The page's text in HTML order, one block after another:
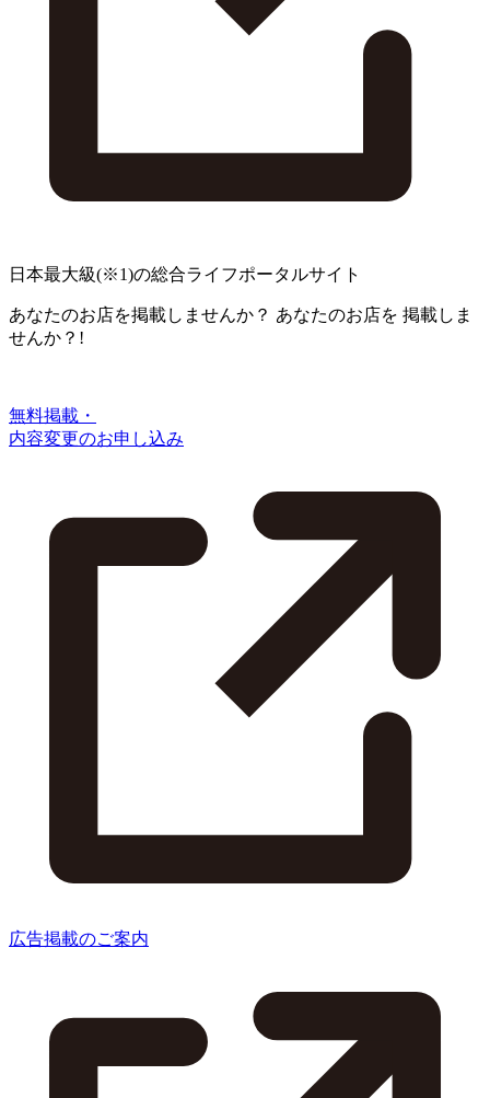
日本最大級(※1)の総合ライフポータルサイト
あなたのお店を掲載しませんか？ あなたのお店を 掲載しま
せんか？!
無料掲載・
内容変更のお申し込み
広告掲載のご案内